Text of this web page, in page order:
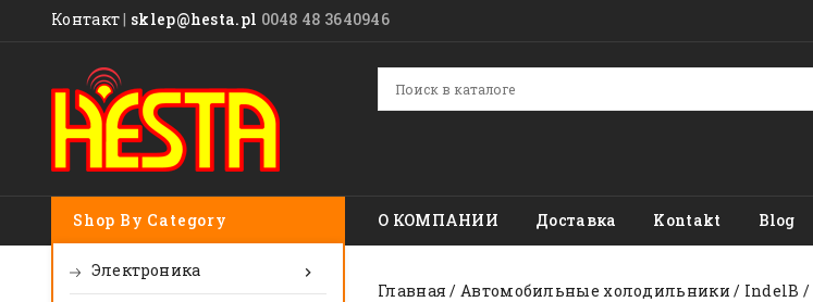
Контакт| sklep@hesta.pl 0048 48 3640946
О КОМПАНИИ Доставка Kontakt Blog
Shop By Category

Электроника
Главная Автомобильные холодильники IndelB